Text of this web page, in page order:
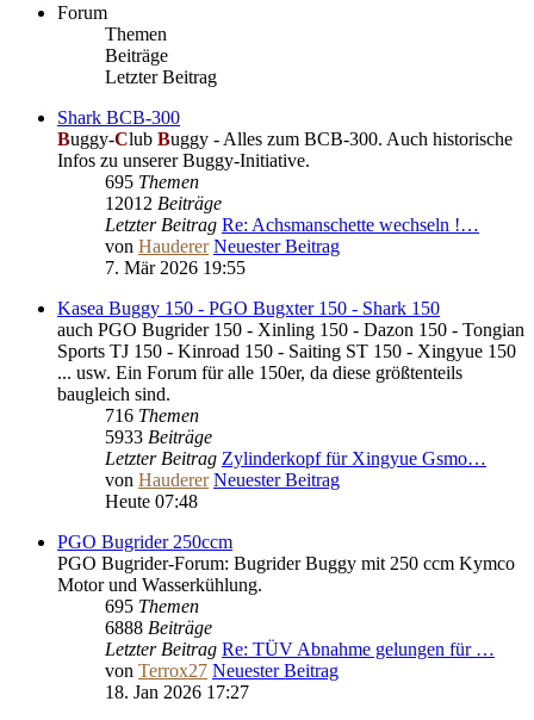
Forum
Themen
Beiträge
Letzter Beitrag
Shark BCB-300
Buggy-Club Buggy - Alles zum BCB-300. Auch historische
Infos zu unserer Buggy-Initiative.
695 Themen
12012 Beiträge
Letzter Beitrag Re: Achsmanschette wechseln !…
von Hauderer Neuester Beitrag
7. Mär 2026 19:55
Kasea Buggy 150 - PGO Bugxter 150 - Shark 150
auch PGO Bugrider 150 - Xinling 150 - Dazon 150 - Tongian
Sports TJ 150 - Kinroad 150 - Saiting ST 150 - Xingyue 150
... usw. Ein Forum für alle 150er, da diese größtenteils
baugleich sind.
716 Themen
5933 Beiträge
Letzter Beitrag Zylinderkopf für Xingyue Gsmo…
von Hauderer Neuester Beitrag
Heute 07:48
PGO Bugrider 250ccm
PGO Bugrider-Forum: Bugrider Buggy mit 250 ccm Kymco
Motor und Wasserkühlung.
695 Themen
6888 Beiträge
Letzter Beitrag Re: TÜV Abnahme gelungen für …
von Terrox27 Neuester Beitrag
18. Jan 2026 17:27